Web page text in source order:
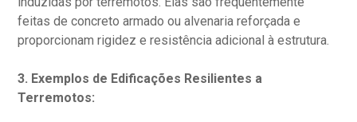
feitas de concreto armado ou alvenaria reforçada e
proporcionam rigidez e resistência adicional à estrutura.
3. Exemplos de Edificações Resilientes a
Terremotos: